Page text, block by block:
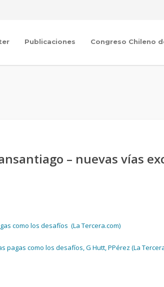
Publicaciones Congreso Chileno
– nuevas vías
como los desafíos (La Tercera.com)
como los desafíos, G Hutt, PPérez (La